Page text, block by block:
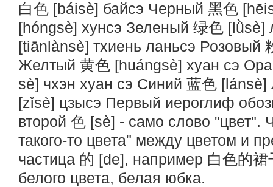
白色 [báisè] байсэ Черный 黑色
[hóngsè] хунсэ Зеленый 绿色 [lǜsè]
[tiānlànsè] тхиень ланьсэ Розовый
Желтый 黄色 [huángsè] хуан сэ
sè] чхэн хуан сэ Синий 蓝色
[zǐsè] цзысэ Первый иероглиф
второй 色 [sè] - само слово "цвет".
такого-то цвета" между цветом и
частица 的 [de], например 白色的
белого цвета, белая юбка.